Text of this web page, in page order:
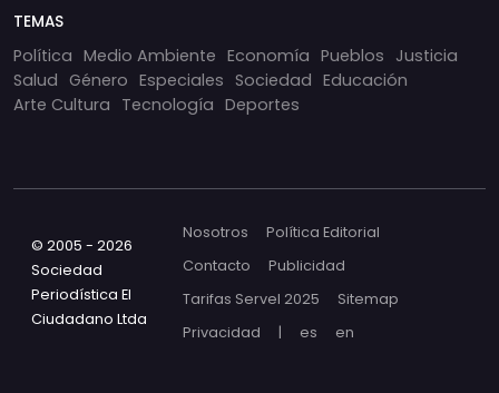
TEMAS
Política Medio Ambiente Economía Pueblos Justicia
Salud Género Especiales Sociedad Educación
Arte Cultura Tecnología Deportes
© 2005 - 2026
Sociedad
Periodística El
Ciudadano Ltda
Nosotros
Política Editorial
Contacto
Publicidad
Tarifas Servel 2025
Sitemap
Privacidad
| es en